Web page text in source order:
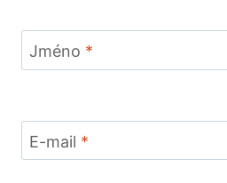
Jméno *
E-mail *